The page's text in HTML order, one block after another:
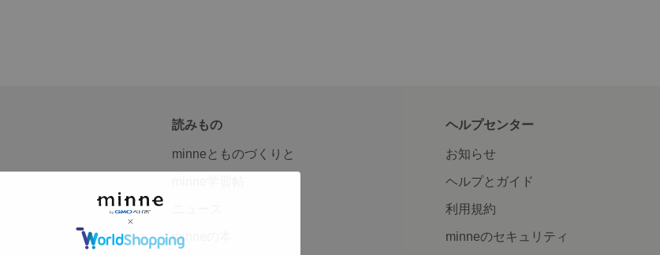
読みもの
minneとものづくりと
minneの本
ヘルプセンター
お知らせ
ヘルプとガイド
利用規約
minneのセキュリティ